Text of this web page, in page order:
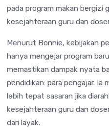
pada program makan bergizi
kesejahteraan guru dan
Menurut Bonnie, kebijakan
hanya mengejar program
memastikan dampak nyata
pendidikan: para pengajar. Ia
lebih tepat sasaran jika
kesejahteraan guru dan
dari layak.